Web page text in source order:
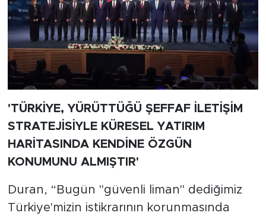
'TÜRKİYE, YÜRÜTTÜĞÜ ŞEFFAF İLETİŞİM
STRATEJİSİYLE KÜRESEL YATIRIM
HARİTASINDA KENDİNE ÖZGÜN
KONUMUNU ALMIŞTIR'
Duran, “Bugün "güvenli liman" dediğimiz
Türkiye'mizin istikrarının korunmasında